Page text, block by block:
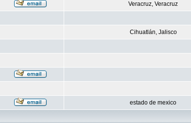
Veracruz, Veracruz
Cihuatlán, Jalisco
estado de mexico